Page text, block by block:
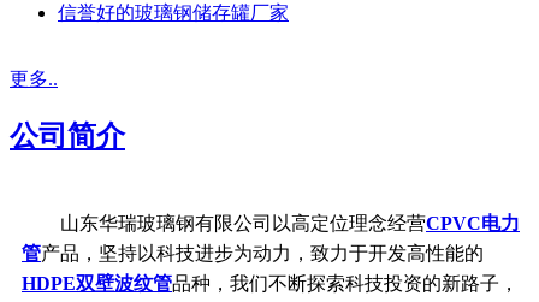
信誉好的玻璃钢储存罐厂家
更多..
公司简介
山东华瑞玻璃钢有限公司以高定位理念经营CPVC电力
管产品，坚持以科技进步为动力，致力于开发高性能的
HDPE双壁波纹管品种，我们不断探索科技投资的新路子，